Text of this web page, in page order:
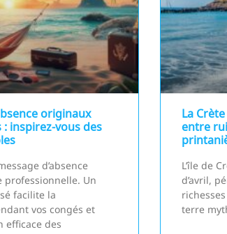
originaux
inspirez-vous des
d’absence
professionnelle. Un
facilite la
vos congés et
efficace des
La
entre
L’île de
d’avril,
terre